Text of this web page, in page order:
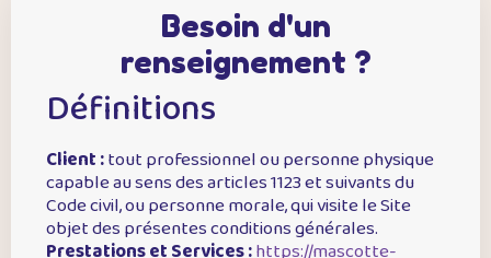
Besoin d'un
renseignement ?
Définitions
Client :tout professionnel ou personne physique
capable au sens des articles 1123 et suivants du
Code civil, ou personne morale, qui visite le Site
objet des présentes conditions générales.
Prestations et Services :https://mascotte-